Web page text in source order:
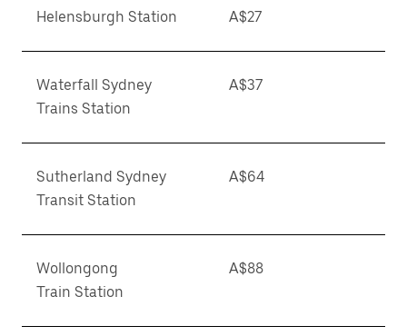
Helensburgh Station A$27
Waterfall Sydney
Trains Station
A$37
Sutherland Sydney
Transit Station
A$64
Wollongong
Train Station
A$88